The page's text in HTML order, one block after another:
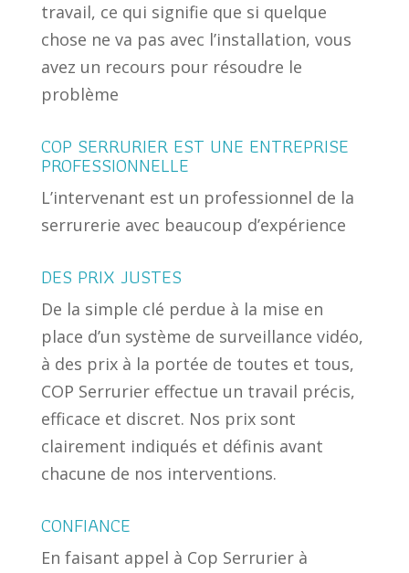
travail, ce qui signifie que si quelque
chose ne va pas avec l’installation, vous
avez un recours pour résoudre le
problème
COP SERRURIER EST UNE ENTREPRISE
PROFESSIONNELLE
L’intervenant est un professionnel de la
serrurerie avec beaucoup d’expérience
DES PRIX JUSTES
De la simple clé perdue à la mise en
place d’un système de surveillance vidéo,
à des prix à la portée de toutes et tous,
COP Serrurier effectue un travail précis,
efficace et discret. Nos prix sont
clairement indiqués et définis avant
chacune de nos interventions.
CONFIANCE
En faisant appel à Cop Serrurier à